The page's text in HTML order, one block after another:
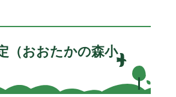
（おおたかの森小